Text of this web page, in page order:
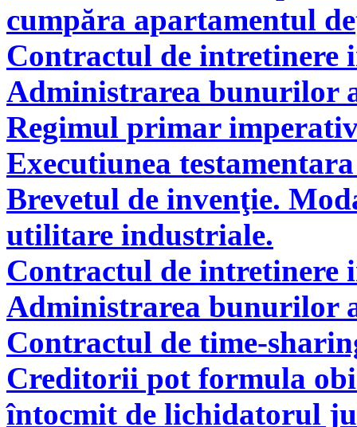
cumpăra apartamentul
Contractul de intretinere
Administrarea bunurilor
Regimul primar
Executiunea
Brevetul de invenţie.
utilitare industriale.
Contractul de intretinere
Administrarea bunurilor
Contractul de time-
Creditorii pot formula
întocmit de lichidatorul